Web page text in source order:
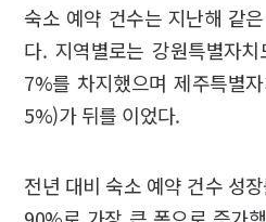
숙소 예약 건수는 지난해 같
다. 지역별로는 강원특별자
7%를 차지했으며 제주특별
5%)가 뒤를 이었다.
전년 대비 숙소 예약 건수 성